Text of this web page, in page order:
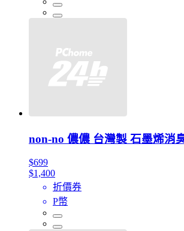
non-no 儂儂 台灣製 石墨烯消
$699
$1,400
折價券
P幣